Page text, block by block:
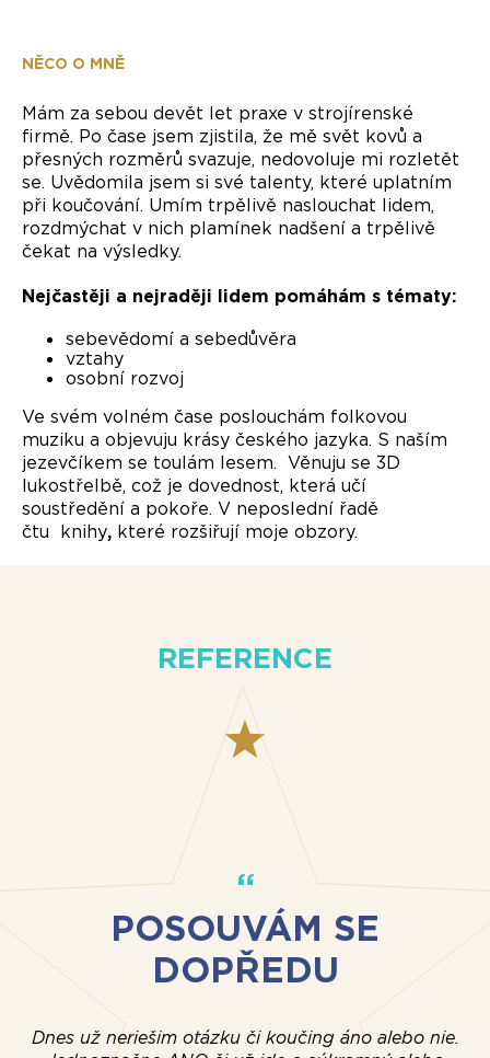
NĚCO O MNĚ
Mám za sebou devět let praxe v strojírenské
firmě. Po čase jsem zjistila, že mě svět kovů a
přesných rozměrů svazuje, nedovoluje mi rozletět
se. Uvědomila jsem si své talenty, které uplatním
při koučování. Umím trpělivě naslouchat lidem,
rozdmýchat v nich plamínek nadšení a trpělivě
čekat na výsledky.
Nejčastěji a nejraději lidem pomáhám s tématy:
sebevědomí a sebedůvěra
vztahy
osobní rozvoj
Ve svém volném čase poslouchám folkovou
muziku a objevuju krásy českého jazyka. S naším
jezevčíkem se toulám lesem. Věnuju se 3D
lukostřelbě, což je dovednost, která učí
soustředění a pokoře. V neposlední řadě
čtu knihy, které rozšiřují moje obzory.
REFERENCE
POSOUVÁM SE
DOPŘEDU
Dnes už neriešim otázku či koučing áno alebo nie.